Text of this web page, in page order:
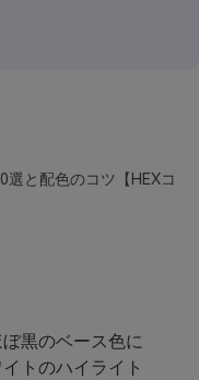
と配色のコツ【HEXコ
黒のベース色に
トのハイライト